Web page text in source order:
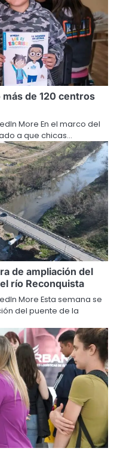
de 120 centros
More En el marco del
a que chicas…
de ampliación del
río Reconquista
More Esta semana se
del puente de la